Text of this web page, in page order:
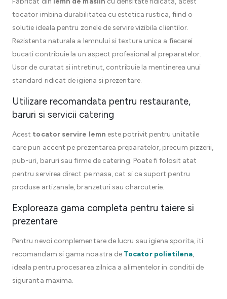
tocator imbina durabilitatea cu estetica rustica, fiind o
solutie ideala pentru zonele de servire vizibila clientilor.
Rezistenta naturala a lemnului si textura unica a fiecarei
bucati contribuie la un aspect profesional al preparatelor.
Usor de curatat si intretinut, contribuie la mentinerea unui
standard ridicat de igiena si prezentare.
Utilizare recomandata pentru restaurante,
baruri si servicii catering
Acest tocator servire lemn este potrivit pentru unitatile
care pun accent pe prezentarea preparatelor, precum pizzerii,
pub-uri, baruri sau firme de catering. Poate fi folosit atat
pentru servirea direct pe masa, cat si ca suport pentru
produse artizanale, branzeturi sau charcuterie.
Exploreaza gama completa pentru taiere si
prezentare
Pentru nevoi complementare de lucru sau igiena sporita, iti
recomandam si gama noastra de Tocator polietilena,
ideala pentru procesarea zilnica a alimentelor in conditii de
siguranta maxima.